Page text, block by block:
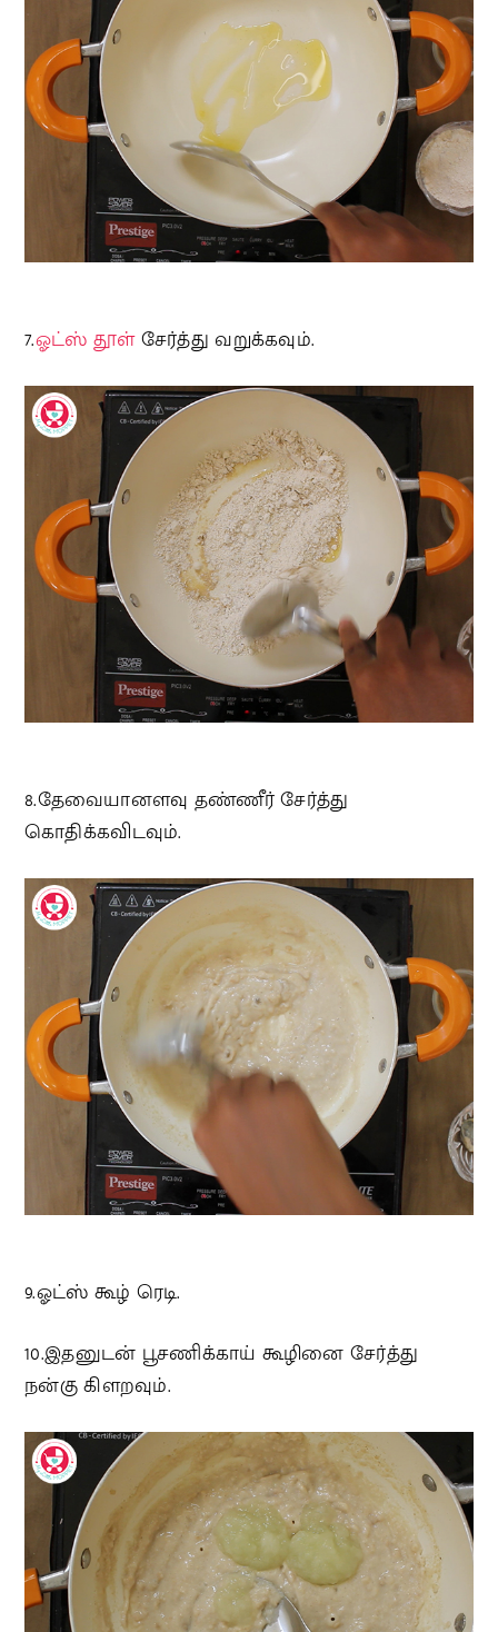
7.ஓட்ஸ் தூள்சேர்த்து வறுக்கவும்.
8.தேவையானளவு தண்ணீர் சேர்த்து
கொதிக்கவிடவும்.
9.ஓட்ஸ் கூழ் ரெடி.
10.இதனுடன் பூசணிக்காய் கூழினை சேர்த்து
நன்கு கிளறவும்.